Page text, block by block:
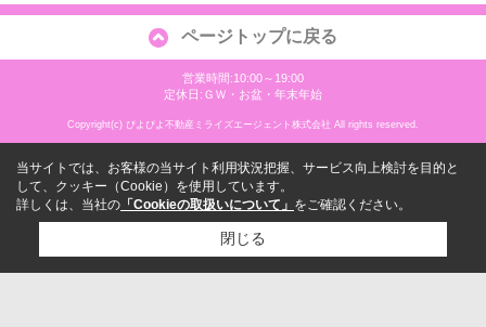
ページトップに戻る
営業時間:10:00～19:00
定休日:ＧＷ・お盆・年末年始
Copyright(c) ぴよぴよ不動産ミライズエージェント株式会社 All rights reserved.
当サイトでは、お客様の当サイト利用状況把握、サービス向上検討を目的と
して、クッキー（Cookie）を使用しています。
詳しくは、当社の 「Cookieの取扱いについて」 をご確認ください。
閉じる